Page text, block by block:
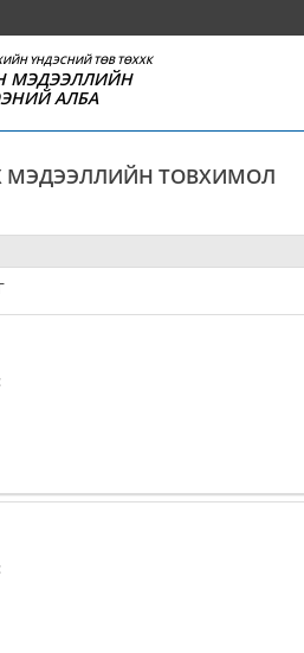
ҮНДЭСНИЙ ТӨВ ТӨХХК
МЭДЭЭЛЛИЙН
АЛБА
ТОВХИМОЛ